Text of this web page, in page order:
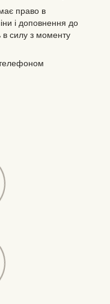
право в
і доповнення до
в силу з моменту